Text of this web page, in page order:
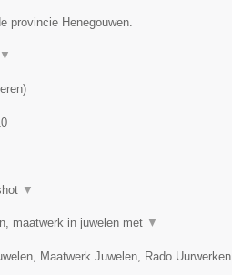
provincie Henegouwen.
▼
)
▼
maatwerk in juwelen met ▼
Maatwerk Juwelen, Rado Uurwerken